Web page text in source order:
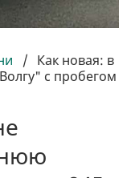
/ Как новая: в
с пробегом